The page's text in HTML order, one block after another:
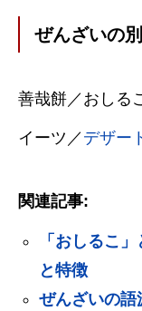
ぜんざいの
善哉餅／おしる
イーツ／ デザー
関連記事:
「おしるこ
と特徴
ぜんざいの語